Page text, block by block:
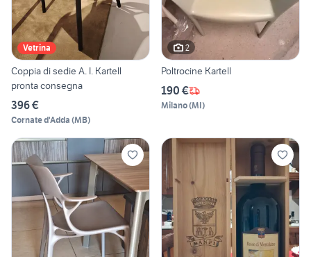
Vetrina
Coppia di sedie A. I. Kartell
pronta consegna
396 €
Cornate d'Adda (MB)
2
Poltrocine Kartell
190 €
Milano(MI)